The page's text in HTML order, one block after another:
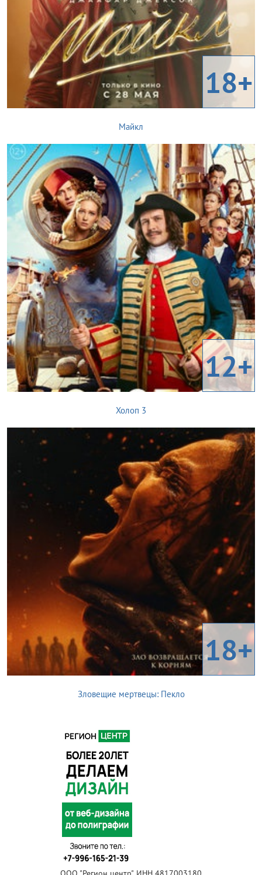
18+
Майкл
12+
Холоп 3
18+
Зловещие мертвецы: Пекло